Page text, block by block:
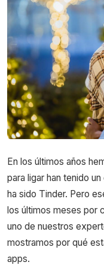
En los últimos años
para ligar han tenido
ha sido Tinder. Pero
los últimos meses por
uno de nuestros
mostramos por qué
apps.